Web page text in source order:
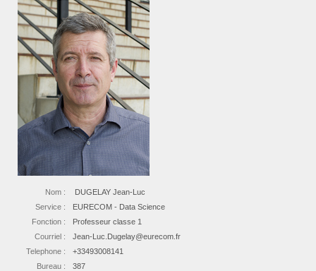
Nom :
DUGELAY Jean-Luc
Service :
EURECOM - Data Science
Fonction :
Professeur classe 1
Courriel :
Jean-Luc.Dugelay@eurecom.fr
Telephone :
+33493008141
Bureau :
387